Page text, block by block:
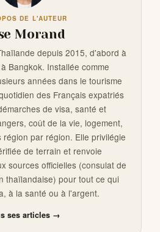
DE L'AUTEUR
Morand
depuis 2015, d'abord à
Bangkok. Installée comme
années dans le tourisme
des Français expatriés
de visa, santé et
coût de la vie, logement,
par région. Elle privilégie
de terrain et renvoie
sources officielles (consulat de
thaïlandaise) pour tout ce qui
à la santé ou à l'argent.
ses articles →